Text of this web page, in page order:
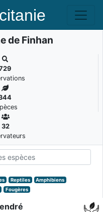
de Finhan
32
Reptiles
Amphibiens
Fougères